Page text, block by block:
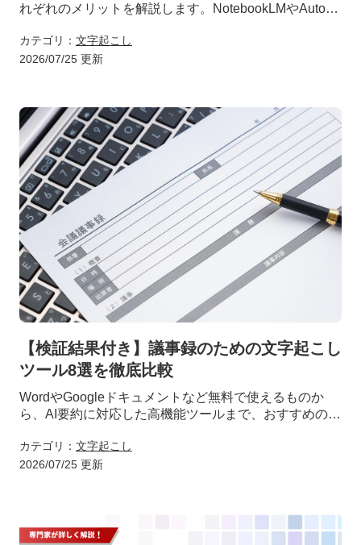
れぞれのメリットを解説します。NotebookLMやAutoM
業効率化のコツが分かります。
カテゴリ： 文字起こし
2026/07/25 更新
【検証結果付き】議事録のための文字起こし
ツール8選を徹底比較
WordやGoogleドキュメントなど無料で使えるものか
ら、AI要約に対応した高機能ツールまで、おすすめの文
に、会議スタイルや目的に最適なツールの選び方と活用
法を解説します。
カテゴリ： 文字起こし
2026/07/25 更新